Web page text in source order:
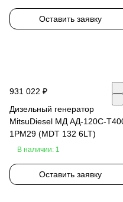
Оставить заявку
931 022 ₽
Дизельный генератор
MitsuDiesel МД АД-120С-
1РМ29 (MDT 132 6LT)
В наличии: 1
Оставить заявку